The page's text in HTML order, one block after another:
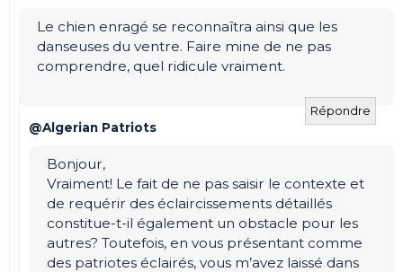
Le chien enragé se reconnaîtra ainsi que les
danseuses du ventre. Faire mine de ne pas
comprendre, quel ridicule vraiment.
Répondre
@Algerian Patriots
Bonjour,
Vraiment! Le fait de ne pas saisir le contexte et
de requérir des éclaircissements détaillés
constitue-t-il également un obstacle pour les
autres? Toutefois, en vous présentant comme
des patriotes éclairés, vous m’avez laissé dans